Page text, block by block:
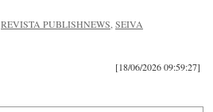
REVISTA PUBLISHNEWS SEIVA
[18/06/2026 09:59:27]